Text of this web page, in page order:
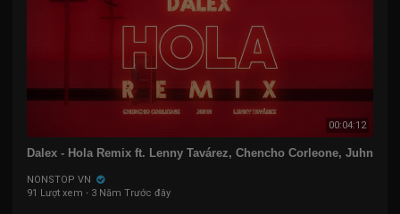
00:04:12
Dalex - Hola Remix ft. Lenny Tavárez, Chencho Corleone, Juhn
NONSTOP VN
91 Lượt xem · 3 Năm Trước đây